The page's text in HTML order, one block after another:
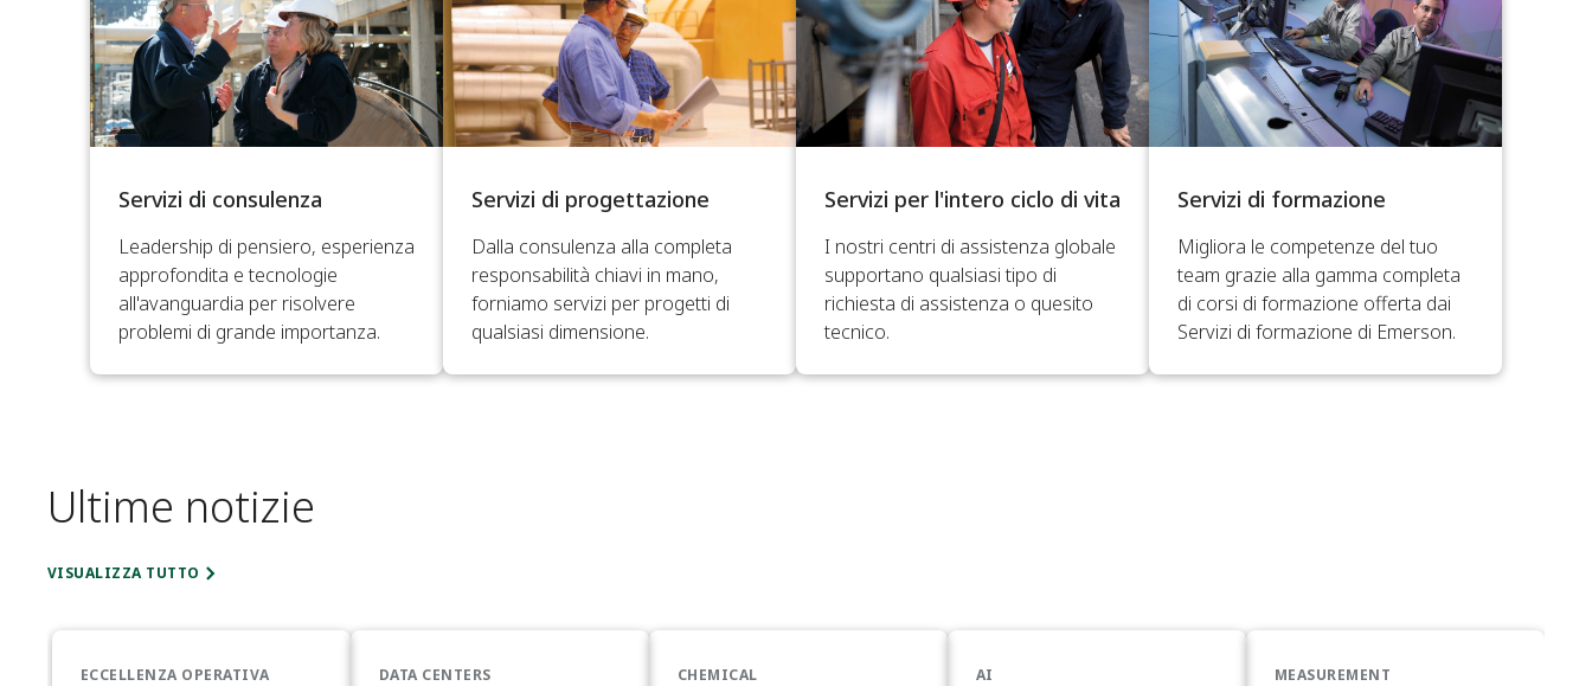
Servizi di consulenza
Leadership di pensiero, esperienza
approfondita e tecnologie
all'avanguardia per risolvere
problemi di grande importanza.
Servizi di progettazione
Dalla consulenza alla completa
responsabilità chiavi in mano,
forniamo servizi per progetti di
qualsiasi dimensione.
Servizi per l'intero ciclo di vita
I nostri centri di assistenza globale
supportano qualsiasi tipo di
richiesta di assistenza o quesito
tecnico.
Servizi di formazione
Migliora le competenze del tuo
team grazie alla gamma completa
di corsi di formazione offerta dai
Servizi di formazione di Emerson.
Ultime notizie
VISUALIZZA TUTTO
ECCELLENZA OPERATIVA DATA CENTERS CHEMICAL AI
MEASUREMENT